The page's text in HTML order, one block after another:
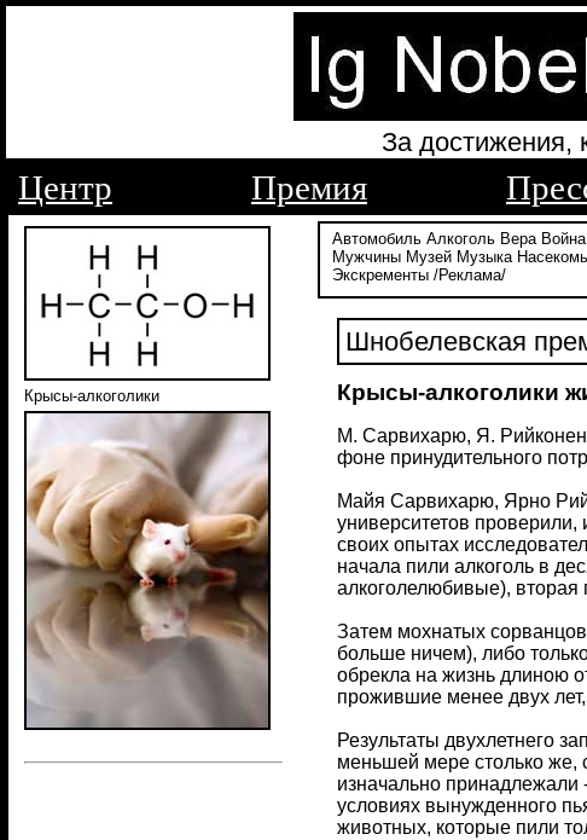
За достижения,
Центр Премия
Крысы-алкоголики
Автомобиль Алкоголь Вера Война
Мужчины Музей Музыка
Экскременты /Реклама/
Шнобелевская
Крысы-алкоголики
М. Сарвихарю, Я.
фоне принудительного
Майя Сарвихарю, Ярно
университетов
своих опытах
начала пили алкоголь в
алкоголелюбивые), вторая
Затем мохнатых
больше ничем), либо
обрекла на жизнь длиною
прожившие менее двух
Результаты двухлетнего
меньшей мере столько же,
изначально принадлежали
условиях вынужденного
животных, которые пили